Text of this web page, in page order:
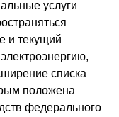
услуги
и текущий
списка
положена
федерального